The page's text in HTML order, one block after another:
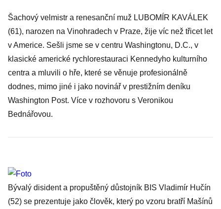
Šachový velmistr a renesanční muž LUBOMÍR KAVÁLEK
(61), narozen na Vinohradech v Praze, žije víc než třicet let
v Americe. Sešli jsme se v centru Washingtonu, D.C., v
klasické americké rychlorestauraci Kennedyho kulturního
centra a mluvili o hře, které se věnuje profesionálně
dodnes, mimo jiné i jako novinář v prestižním deníku
Washington Post. Více v rozhovoru s Veronikou
Bednářovou.
Bývalý disident a propuštěný důstojník BIS Vladimír Hučín
(52) se prezentuje jako člověk, který po vzoru bratří Mašínů